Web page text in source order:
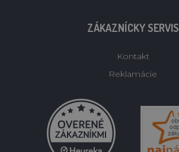
ZÁKAZNÍCKY SERVIS
Kontakt
Reklamácie